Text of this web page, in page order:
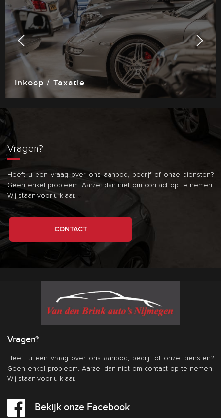
Inkoop / Taxatie
Vragen?
Heeft u een vraag over ons aanbod, bedrijf of onze diensten?
Geen enkel probleem. Aarzel dan niet om contact op te nemen.
Wij staan voor u klaar.
CONTACT
Vragen?
Heeft u een vraag over ons aanbod, bedrijf of onze diensten?
Geen enkel probleem. Aarzel dan niet om contact op te nemen.
Wij staan voor u klaar.
Bekijk onze Facebook